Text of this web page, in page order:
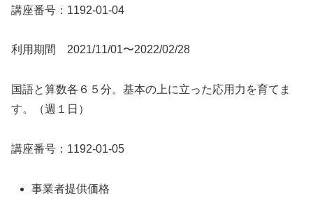
講座番号：1192-01-04
利用期間 2021/11/01〜2022/02/28
国語と算数各６５分。基本の上に立った応用力を育てま
す。（週１日）
講座番号：1192-01-05
事業者提供価格